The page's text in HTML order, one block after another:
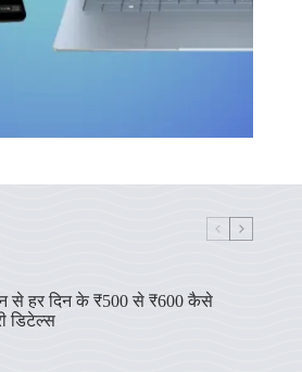
से हर दिन के ₹500 से ₹600 कैसे
डिटेल्स